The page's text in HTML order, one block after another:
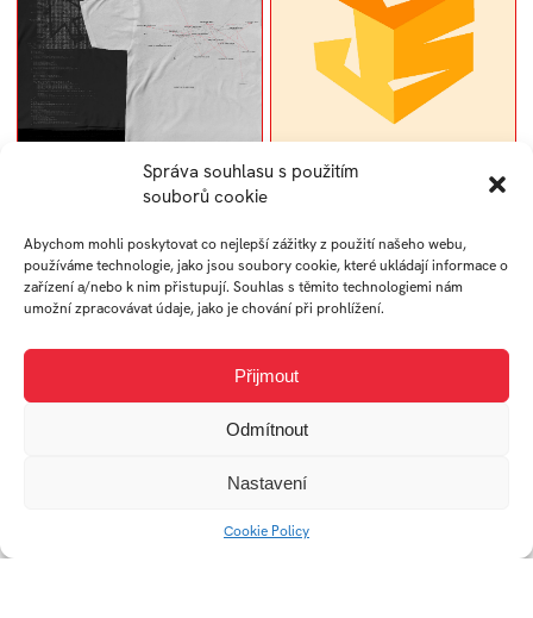
Správa souhlasu s použitím
souborů cookie
Abychom mohli poskytovat co nejlepší zážitky z použití našeho webu,
používáme technologie, jako jsou soubory cookie, které ukládají informace o
zařízení a/nebo k nim přistupují. Souhlas s těmito technologiemi nám
umožní zpracovávat údaje, jako je chování při prohlížení.
Přijmout
Odmítnout
Nastavení
Cookie Policy
UNIVERZITNÍ
Gymnázium a Jazyková